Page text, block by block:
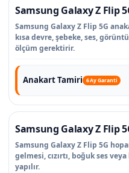
Samsung Galaxy Z Flip
Samsung Galaxy Z Flip 5G
kısa devre, şebeke, ses,
ölçüm gerektirir.
Anakart Tamiri 6 Ay Garanti
Samsung Galaxy Z Flip
Samsung Galaxy Z Flip 5G
gelmesi, cızırtı, boğuk ses
yapılır.